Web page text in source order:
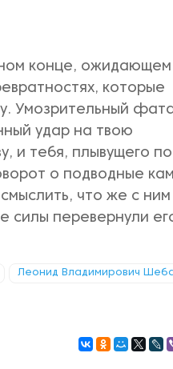
конце, ожидающем
которые
Умозрительный
удар на твою
и тебя, плывущего по
о подводные
что же с ним
силы перевернули
Леонид Владимирович